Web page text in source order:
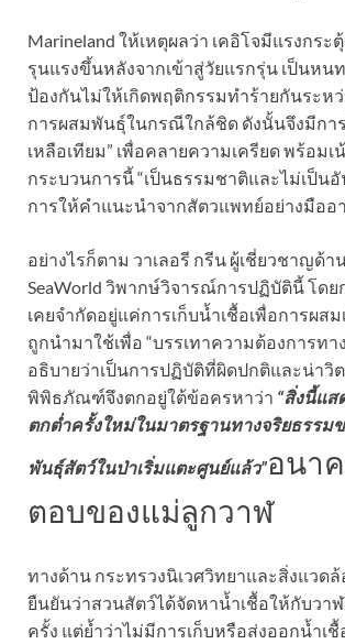
Marineland ให้เหตุผลว่า เคอิโจมีแรงกระ
รุนแรงขึ้นหลังจากเข้าสู่วัยแรกรุ่น เป็นหนท
ป้องกันไม่ให้เกิดพฤติกรรมทำร้ายกันระห
การผสมพันธุ์ในกรณีใกล้ชิด ดังนั้นจึงมีกา
เหลือเทียม” เพื่อคลายความเครียด พร้อมเ
กระบวนการนี้ “เป็นธรรมชาติและไม่เป็นอั
การให้คำแนะนำจากสัตวแพทย์อย่างมืออ
อย่างไรก็ตาม วาเลอรี กรีน ผู้เชี่ยวชาญด้า
SeaWorld วิพากษ์วิจารณ์การปฏิบัตินี้ โดย
เคยจำกัดอยู่แค่การเก็บน้ำเชื้อเพื่อการผส
ถูกนำมาใช้เพื่อ “บรรเทาความต้องการทาง
อธิบายว่าเป็นการปฏิบัติที่ผิดปกติและน่าวิ
พิพิธภัณฑ์จึงตกอยู่ใต้ข้อครหาว่า “สิ่งนี้แส
ตกต่ำครั้งใหม่ในมาตรฐานทางจริยธรรมข
พันธุ์สัตว์ในป่าเริ่มแตะศูนย์แล้ว”อนา
ตอบของแม่ลูกวาฬ
ทางด้าน กระทรวงนิเวศวิทยาและสิ่งแวด
ยืนยันว่าสวนสัตว์ได้จัดหาน้ำเชื้อให้กับวา
ครั้ง แต่ย้ำว่าไม่มีการเก็บหรือส่งออกน้ำเชื้